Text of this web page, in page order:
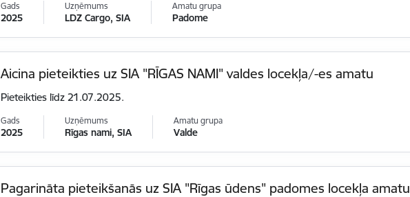
Gads
2025
Uzņēmums
LDZ Cargo, SIA
Amatu grupa
Padome
Aicina pieteikties uz SIA "RĪGAS NAMI" valdes locekļa/-es amatu
Pieteikties līdz 21.07.2025.
Gads
2025
Uzņēmums
Rīgas nami, SIA
Amatu grupa
Valde
Pagarināta pieteikšanās uz SIA "Rīgas ūdens" padomes locekļa amatu